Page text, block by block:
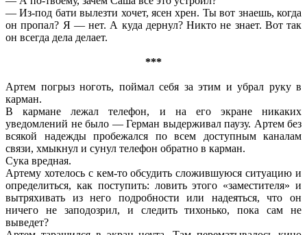
— Из-под бати вылезти хочет, ясен хрен. Ты вот знаешь, когда
он пропал? Я — нет. А куда дернул? Никто не знает. Вот так
он всегда дела делает.
***
Артем погрыз ноготь, поймал себя за этим и убрал руку в
карман.
В кармане лежал телефон, и на его экране никаких
уведомлений не было — Герман выдерживал паузу. Артем без
всякой надежды пробежался по всем доступным каналам
связи, хмыкнул и сунул телефон обратно в карман.
Сука вредная.
Артему хотелось с кем-то обсудить сложившуюся ситуацию и
определиться, как поступить: ловить этого «заместителя» и
вытряхивать из него подробности или надеяться, что он
ничего не заподозрил, и следить тихонько, пока сам не
выведет?